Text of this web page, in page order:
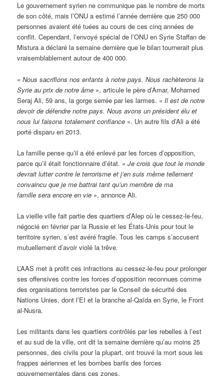
Le gouvernement syrien ne communique pas le nombre de morts
de son côté, mais l’ONU a estimé l’année dernière que 250 000
personnes avaient été tuées au cours de ces cinq années de
conflit. Cependant, l’envoyé spécial de l’ONU en Syrie Staffan de
Mistura a déclaré la semaine dernière que le bilan tournerait plus
vraisemblablement autour de 400 000.
«Nous sacrifions nos enfants à notre pays. Nous rachèterons la
Syrie au prix de notre âme », articule le père d’Amar, Mohamed
Seraj Ali, 59 ans, la gorge serrée par les larmes. « Il est de notre
devoir de défendre notre pays. Nous avons un président élu et
nous lui faisons totalement confiance ». Un autre fils d’Ali a été
porté disparu en 2013.
La famille pense qu’il a été enlevé par les forces d’opposition,
parce qu’il était fonctionnaire d’état. «Je crois que tout le monde
devrait lutter contre le terrorisme et j’en suis même tellement
convaincu que je me battrai tant qu’un membre de ma
famille sera encore en vie », annonce Ali.
La vieille ville fait partie des quartiers d’Alep où le cessez-le-feu,
négocié en février par la Russie et les États-Unis pour tout le
territoire syrien, s’est avéré fragile. Tous les camps s’accusent
mutuellement d’avoir violé la trêve.
L’AAS met à profit ces infractions au cessez-le-feu pour prolonger
ses offensives contre les forces d’opposition reconnues comme
des organisations terroristes par le Conseil de sécurité des
Nations Unies, dont l’EI et la branche al-Qaïda en Syrie, le Front
al-Nusra.
Les militants dans les quartiers contrôlés par les rebelles à l’est
et au sud de la ville, ont dit la semaine dernière qu’au moins 25
personnes, des civils pour la plupart, ont trouvé la mort sous les
frappes aériennes et les bombes barils des forces
gouvernementales dans ces zones.